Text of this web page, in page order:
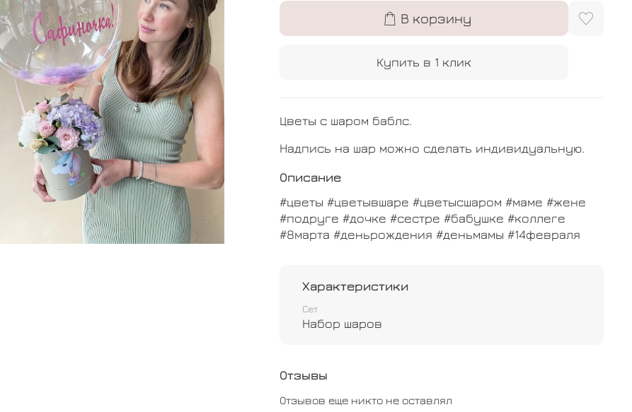
В корзину
Купить в 1 клик
Цветы с шаром баблс.
Надпись на шар можно сделать индивидуальную.
Описание
#цветы #цветывшаре #цветысшаром #маме #жене
#подруге #дочке #сестре #бабушке #коллеге
#8марта #деньрождения #деньмамы #14февраля
Характеристики
Сет
Набор шаров
Отзывы
Отзывов еще никто не оставлял